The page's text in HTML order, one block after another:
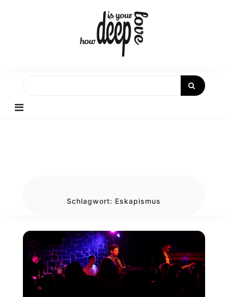
Schlagwort: Eskapismus